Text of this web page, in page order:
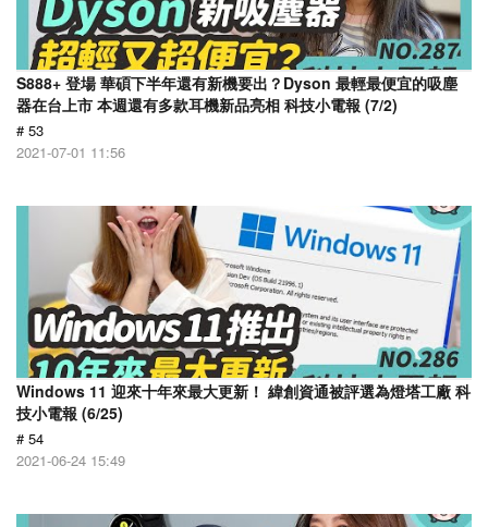
S888+ 登場 華碩下半年還有新機要出？Dyson 最輕最便宜的吸塵
器在台上市 本週還有多款耳機新品亮相 科技小電報 (7/2)
# 53
2021-07-01 11:56
Windows 11 迎來十年來最大更新！ 緯創資通被評選為燈塔工廠 科
技小電報 (6/25)
# 54
2021-06-24 15:49